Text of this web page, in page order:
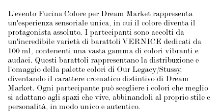
L'evento Fucina Colore per Dream Market rappresenta
un'esperienza sensoriale unica, in cui il colore diventa il
protagonista assoluto. I partecipanti sono accolti da
un'incredibile varietà di barattoli VERNICE dedicati da
100 ml, contenenti una vasta gamma di colori vibranti e
audaci. Questi barattoli rappresentano la distribuzione e
l'omaggio della palette colori di Our Legacy/Stussy,
diventando il carattere cromatico distintivo di Dream
Market. Ogni partecipante può scegliere i colori che meglio
si adattano agli spazi che vive, abbinandoli al proprio stile e
personalità, in modo unico e autentico.